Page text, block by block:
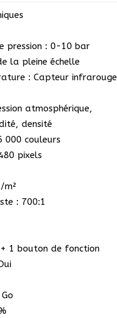
pression : 0-10 bar
la pleine échelle
: Capteur infrarouge
atmosphérique,
densité
000 couleurs
pixels
m²
: 700:1
1 bouton de fonction